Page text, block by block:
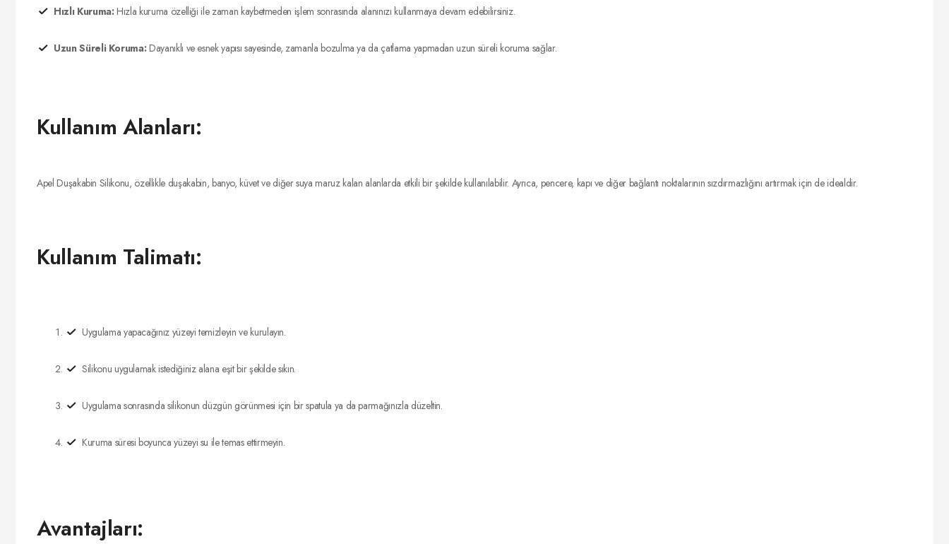
Hızlı Kuruma: Hızla kuruma özelliği ile zaman kaybetmeden işlem sonrasında alanınızı kullanmaya devam edebilirsiniz.
Uzun Süreli Koruma: Dayanıklı ve esnek yapısı sayesinde, zamanla bozulma ya da çatlama yapmadan uzun süreli koruma sağlar.
Kullanım Alanları:
Apel Duşakabin Silikonu, özellikle duşakabin, banyo, küvet ve diğer suya maruz kalan alanlarda etkili bir şekilde kullanılabilir. Ayrıca, pencere, kapı ve diğer bağlantı noktalarının sızdırmazlığını artırmak için de idealdir.
Kullanım Talimatı:
Uygulama yapacağınız yüzeyi temizleyin ve kurulayın.
Silikonu uygulamak istediğiniz alana eşit bir şekilde sıkın.
Uygulama sonrasında silikonun düzgün görünmesi için bir spatula ya da parmağınızla düzeltin.
Kuruma süresi boyunca yüzeyi su ile temas ettirmeyin.
Avantajları: